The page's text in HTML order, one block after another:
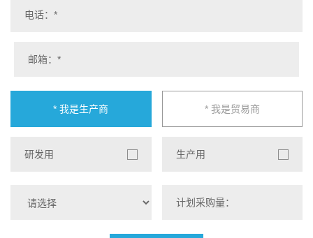
* 我是生产商 * 我是贸易商
研发用 生产用